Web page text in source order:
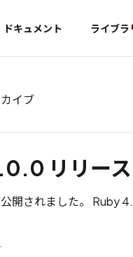
ドキュメント ライブラ
イブ
リリース
開されました。 Ruby